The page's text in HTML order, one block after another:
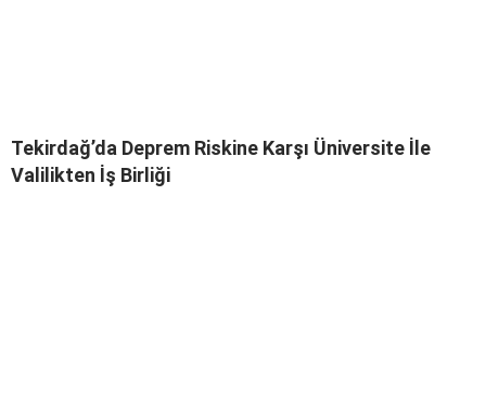
Tekirdağ’da Deprem Riskine Karşı Üniversite İle
Valilikten İş Birliği